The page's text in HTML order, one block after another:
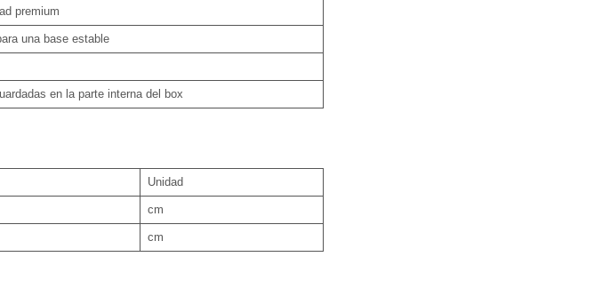
premium
una base estable
en la parte interna del box
Unidad
cm
cm